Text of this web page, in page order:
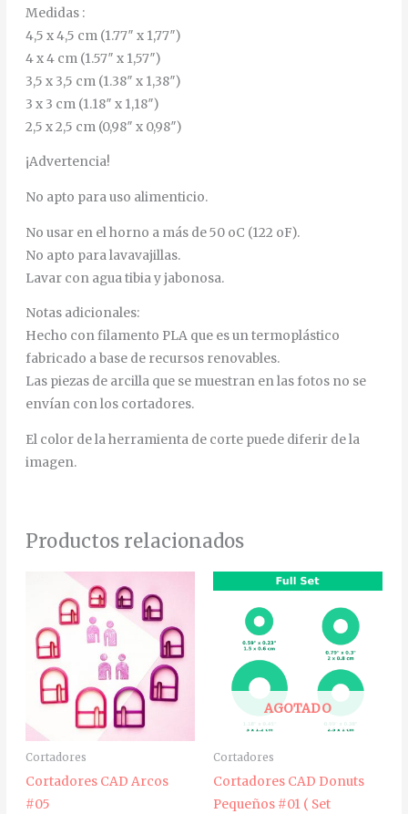
Medidas :
4,5 x 4,5 cm (1.77″ x 1,77″)
4 x 4 cm (1.57″ x 1,57″)
3,5 x 3,5 cm (1.38″ x 1,38″)
3 x 3 cm (1.18″ x 1,18″)
2,5 x 2,5 cm (0,98″ x 0,98″)
¡Advertencia!
No apto para uso alimenticio.
No usar en el horno a más de 50 oC (122 oF).
No apto para lavavajillas.
Lavar con agua tibia y jabonosa.
Notas adicionales:
Hecho con filamento PLA que es un termoplástico
fabricado a base de recursos renovables.
Las piezas de arcilla que se muestran en las fotos no se
envían con los cortadores.
El color de la herramienta de corte puede diferir de la
imagen.
Productos relacionados
Cortadores
Cortadores CAD Arcos
#05
de
precios:
desde
6,25€
hasta
20,00€
de
precios:
desde
4,38€
hasta
14,00€
múltiples
variantes.
opciones
se
pueden
elegir
AGOTADO
Cortadores
Cortadores CAD Donuts
Pequeños #01 ( Set